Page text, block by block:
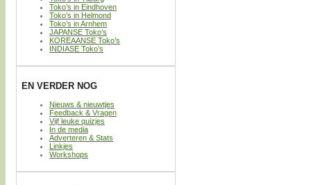
Toko’s in Eindhoven
Toko’s in Helmond
Toko’s in Arnhem
JAPANSE Toko’s
KOREAANSE Toko’s
INDIASE Toko’s
EN VERDER NOG
Nieuws & nieuwtjes
Feedback & Vragen
Vijf leuke quizjes
In de media
Adverteren & Stats
Linkjes
Workshops